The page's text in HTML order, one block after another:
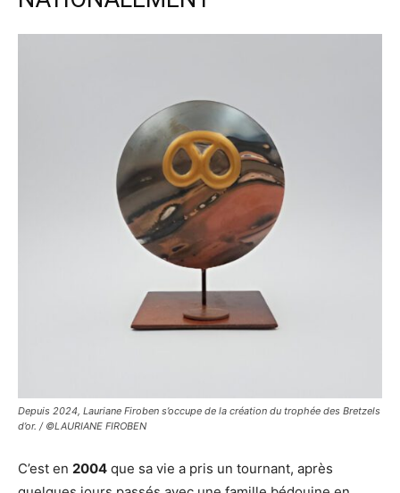
Depuis 2024, Lauriane Firoben s’occupe de la création du trophée des Bretzels
d’or. / ©LAURIANE FIROBEN
C’est en 2004 que sa vie a pris un tournant, après